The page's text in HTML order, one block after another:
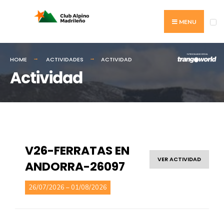
MENU
HOME ACTIVIDADES ACTIVIDAD
Actividad
VER ACTIVIDAD
V26-FERRATAS EN
ANDORRA-26097
26/07/2026 – 01/08/2026